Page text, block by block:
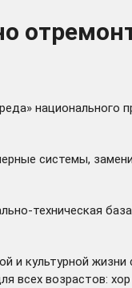
национального
системы,
техническая
культурной
возрастов: